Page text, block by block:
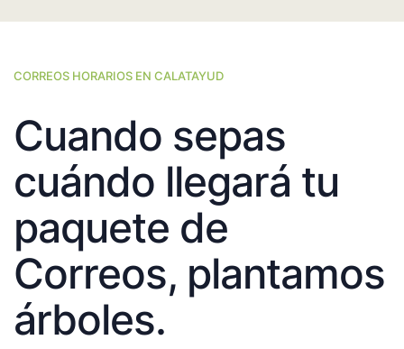
CORREOS HORARIOS EN CALATAYUD
Cuando sepas
cuándo llegará tu
paquete de
Correos, plantamos
árboles.